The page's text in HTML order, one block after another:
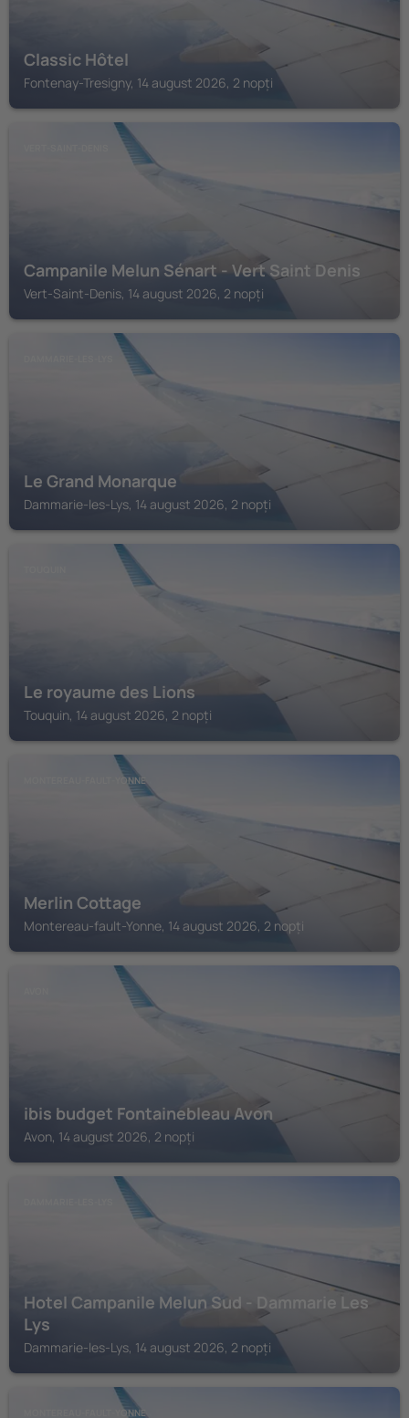
Classic Hôtel
Fontenay-Tresigny, 14 august 2026, 2 nopți
Campanile Melun Sénart - Vert Saint Denis
Vert-Saint-Denis, 14 august 2026, 2 nopți
Le Grand Monarque
Dammarie-les-Lys, 14 august 2026, 2 nopți
Le royaume des Lions
Touquin, 14 august 2026, 2 nopți
MONTEREAU-FAULT-YONNE
Merlin Cottage
Montereau-fault-Yonne, 14 august 2026, 2 nopți
ibis budget Fontainebleau Avon
Avon, 14 august 2026, 2 nopți
Hotel Campanile Melun Sud - Dammarie Les
Lys
Dammarie-les-Lys, 14 august 2026, 2 nopți
MONTEREAU-FAULT-YONNE